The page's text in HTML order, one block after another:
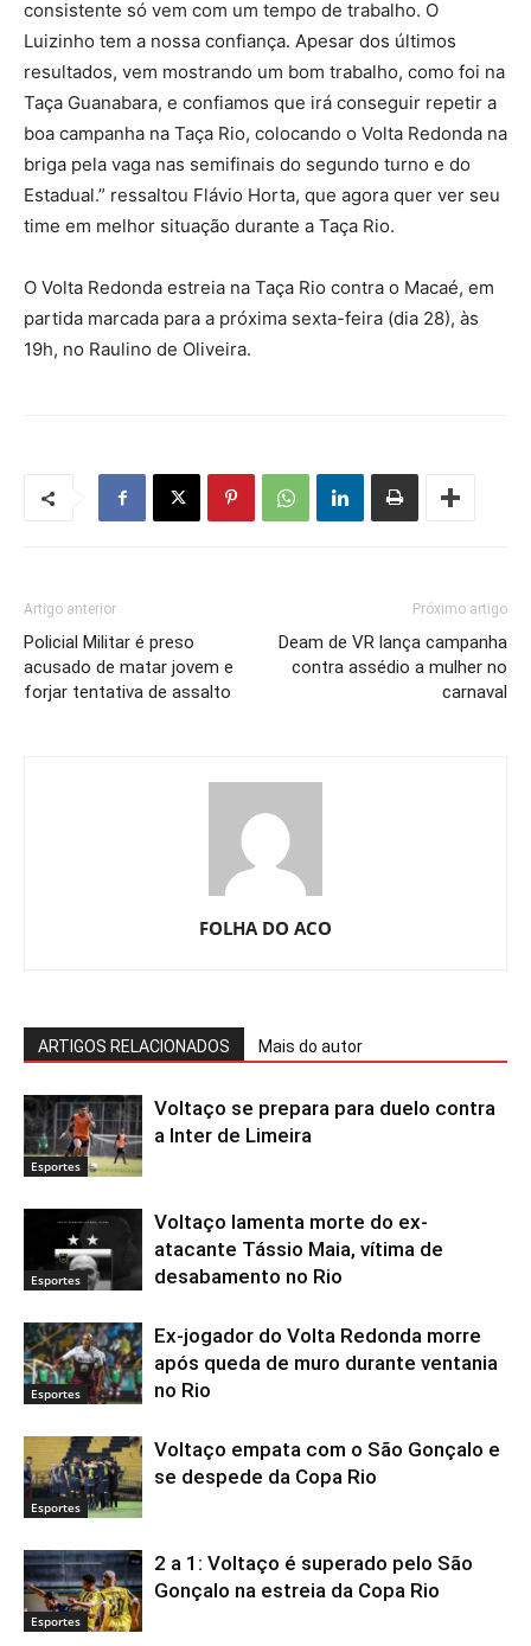
consistente só vem com um tempo de trabalho. O
Luizinho tem a nossa confiança. Apesar dos últimos
resultados, vem mostrando um bom trabalho, como foi na
Taça Guanabara, e confiamos que irá conseguir repetir a
boa campanha na Taça Rio, colocando o Volta Redonda na
briga pela vaga nas semifinais do segundo turno e do
Estadual.” ressaltou Flávio Horta, que agora quer ver seu
time em melhor situação durante a Taça Rio.
O Volta Redonda estreia na Taça Rio contra o Macaé, em
partida marcada para a próxima sexta-feira (dia 28), às
19h, no Raulino de Oliveira.
Artigo anterior
Policial Militar é preso
acusado de matar jovem e
forjar tentativa de assalto
Próximo artigo
Deam de VR lança campanha
contra assédio a mulher no
carnaval
FOLHA DO ACO
ARTIGOS RELACIONADOS Mais do autor
Esportes
Voltaço se prepara para duelo contra
a Inter de Limeira
Esportes
Voltaço lamenta morte do ex-
atacante Tássio Maia, vítima de
desabamento no Rio
Esportes
Ex-jogador do Volta Redonda morre
após queda de muro durante ventania
no Rio
Esportes
Voltaço empata com o São Gonçalo e
se despede da Copa Rio
Esportes
2 a 1: Voltaço é superado pelo São
Gonçalo na estreia da Copa Rio